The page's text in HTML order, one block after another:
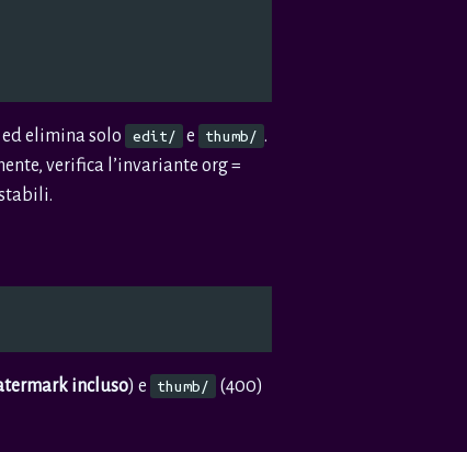
elimina solo edit/ e thumb/ .
verifica l’invariante org =
incluso) e thumb/
(400)